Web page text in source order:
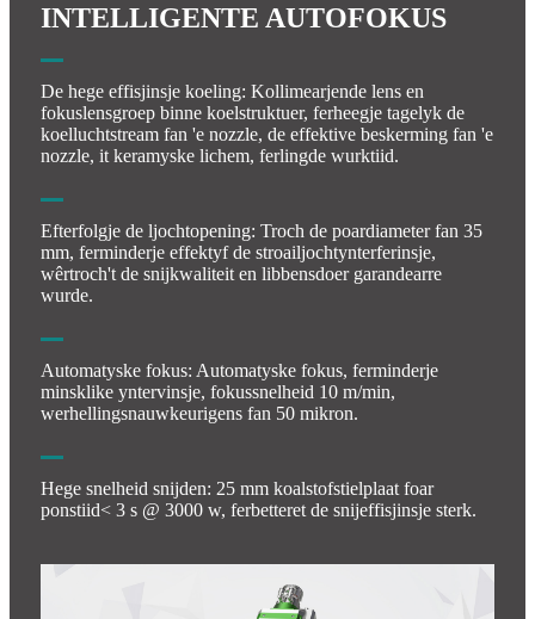
INTELLIGENTE AUTOFOKUS
De hege effisjinsje koeling: Kollimearjende lens en
fokuslensgroep binne koelstruktuer, ferheegje tagelyk de
koelluchtstream fan 'e nozzle, de effektive beskerming fan 'e
nozzle, it keramyske lichem, ferlingde wurktiid.
Efterfolgje de ljochtopening: Troch de poardiameter fan 35
mm, ferminderje effektyf de stroailjochtynterferinsje,
wêrtroch't de snijkwaliteit en libbensdoer garandearre
wurde.
Automatyske fokus: Automatyske fokus, ferminderje
minsklike yntervinsje, fokussnelheid 10 m/min,
werhellingsnauwkeurigens fan 50 mikron.
Hege snelheid snijden: 25 mm koalstofstielplaat foar
ponstiid< 3 s @ 3000 w, ferbetteret de snijeffisjinsje sterk.